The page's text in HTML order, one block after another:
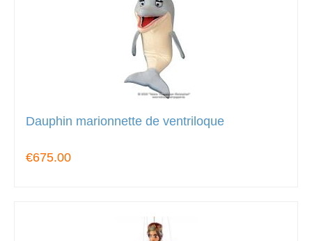
Dauphin marionnette de ventriloque
€675.00